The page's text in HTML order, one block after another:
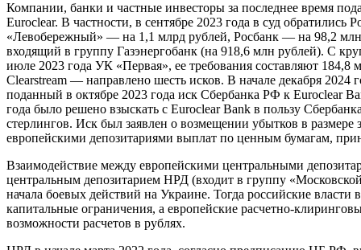
Компании, банки и частные инвесторы за последнее время
Euroclear. В частности, в сентябре 2023 года в суд обратились
«Левобережный» — на 1,1 млрд рублей, Росбанк — на 98,2
входящий в группу Газэнергобанк (на 918,6 млн рублей). С
июле 2023 года УК «Первая», ее требования составляют
Clearstream — направлено шесть исков. В начале декабря
поданный в октябре 2023 года иск Сбербанка РФ к Euroclear
года было решено взыскать с Euroclear Bank в пользу
стерлингов. Иск был заявлен о возмещении убытков в
европейскими депозитариями выплат по ценным бумагам,
Взаимодействие между европейскими центральными
центральным депозитарием НРД (входит в группу
начала боевых действий на Украине. Тогда российские
капитальные ограничения, а европейские расчетно-
возможности расчетов в рублях.